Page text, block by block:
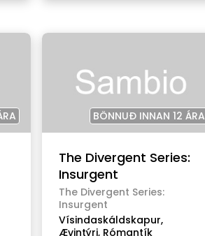
BÖNNUÐ INNAN 12 ÁRA
The Divergent Series:
Insurgent
The Divergent Series:
Insurgent
Vísindaskáldskapur,
Ævintýri, Rómantík